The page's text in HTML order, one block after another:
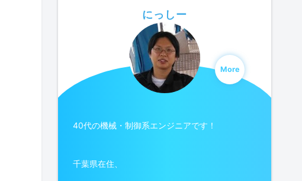
にっしー
40代の機械・制御系エンジニアです！
千葉県在住、
More